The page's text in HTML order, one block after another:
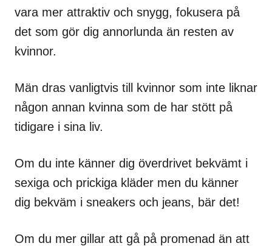
vara mer attraktiv och snygg, fokusera på
det som gör dig annorlunda än resten av
kvinnor.
Män dras vanligtvis till kvinnor som inte liknar
någon annan kvinna som de har stött på
tidigare i sina liv.
Om du inte känner dig överdrivet bekvämt i
sexiga och prickiga kläder men du känner
dig bekväm i sneakers och jeans, bär det!
Om du mer gillar att gå på promenad än att